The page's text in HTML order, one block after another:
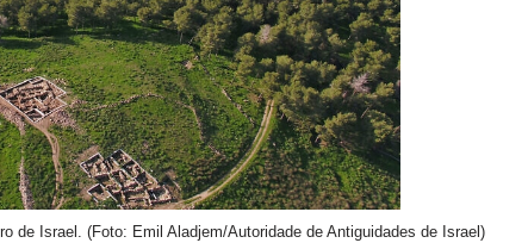
de Israel. (Foto: Emil Aladjem/Autoridade de Antiguidades de Israel)